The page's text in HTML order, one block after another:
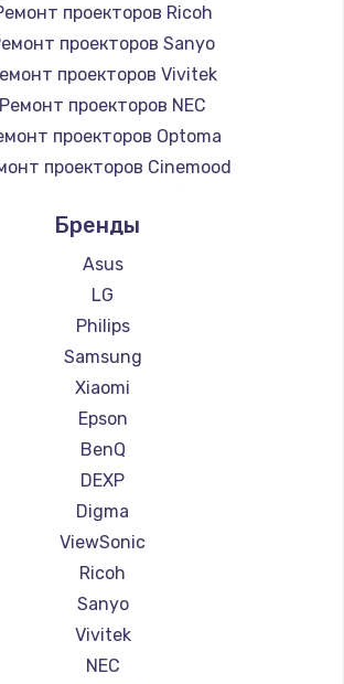
проекторов Ricoh
проекторов Sanyo
проекторов Vivitek
Ремонт проекторов NEC
проекторов Optoma
проекторов Cinemood
Ремонт проекторов Barco
Ремонт проекторов Xgimi
Ремонт проекторов Canon
Ремонт проекторов JVC
Ремонт проекторов Casio
Ремонт проекторов Hiper
проекторов HITACHI
проекторов Panasonic
проекторов Hisense
Бренды
Asus
LG
Philips
Samsung
Xiaomi
Epson
BenQ
DEXP
Digma
ViewSonic
Ricoh
Sanyo
Vivitek
NEC